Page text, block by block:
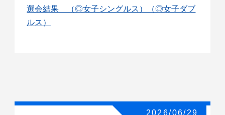
選会結果 （◎女子シングルス）（◎女子ダブ
ルス）
2026/06/29